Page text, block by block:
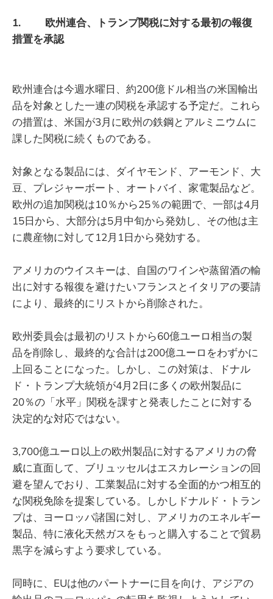
1. 欧州連合、トランプ関税に対する最初の報復
措置を承認
欧州連合は今週水曜日、約200億ドル相当の米国輸出
品を対象とした一連の関税を承認する予定だ。これら
の措置は、米国が3月に欧州の鉄鋼とアルミニウムに
課した関税に続くものである。
対象となる製品には、ダイヤモンド、アーモンド、大
豆、プレジャーボート、オートバイ、家電製品など。
欧州の追加関税は10％から25％の範囲で、一部は4月
15日から、大部分は5月中旬から発効し、その他は主
に農産物に対して12月1日から発効する。
アメリカのウイスキーは、自国のワインや蒸留酒の輸
出に対する報復を避けたいフランスとイタリアの要請
により、最終的にリストから削除された。
欧州委員会は最初のリストから60億ユーロ相当の製
品を削除し、最終的な合計は200億ユーロをわずかに
上回ることになった。しかし、この対策は、ドナル
ド・トランプ大統領が4月2日に多くの欧州製品に
20％の「水平」関税を課すと発表したことに対する
決定的な対応ではない。
3,700億ユーロ以上の欧州製品に対するアメリカの脅
威に直面して、ブリュッセルはエスカレーションの回
避を望んでおり、工業製品に対する全面的かつ相互的
な関税免除を提案している。しかしドナルド・トラン
プは、ヨーロッパ諸国に対し、アメリカのエネルギー
製品、特に液化天然ガスをもっと購入することで貿易
黒字を減らすよう要求している。
同時に、EUは他のパートナーに目を向け、アジアの